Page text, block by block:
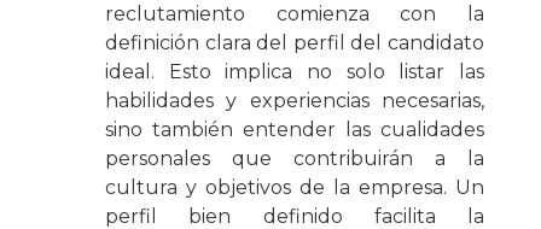
reclutamiento comienza con la
definición clara del perfil del candidato
ideal. Esto implica no solo listar las
habilidades y experiencias necesarias,
sino también entender las cualidades
personales que contribuirán a la
cultura y objetivos de la empresa. Un
perfil bien definido facilita la